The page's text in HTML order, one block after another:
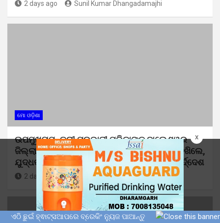
x
2 days ago Sunil Kumar Dhangadamajhi
ମୋ ଓଡ଼ିଶା
ଉପମୁଖ୍ୟମନ୍ତ୍ରୀ ପ୍ରଭାତୀ ପରିଡାଙ୍କ ବାଲେଶ୍ୱର
ଜିଲ୍ଲା ଗସ୍ତ: ବନ୍ୟା କ୍ଷତିଗ୍ରସ୍ତ ଅଞ୍ଚଳ ବୁଲି ଦେଖିଲେ,
ଯୁଦ୍ଧକାଳୀନ ଭିତ୍ତିରେ ପୁନରୁଦ୍ଧାର ପାଇଁ ଦେଲେ ନିର୍ଦ୍ଦେଶ
2 days ago Sunil Kumar Dhangadamajhi
ଏଠି ଛୁଇଁ ହ୍ଵାଟ୍ସଆପରେ ବ୍ରେକିଂ ନ୍ୟୁଜ ପାଆନ୍ତୁ